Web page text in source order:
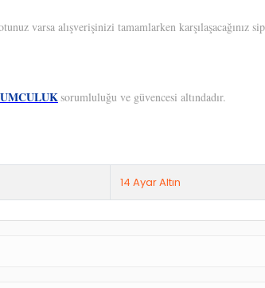
varsa alışverişinizi tamamlarken karşılaşacağınız
sorumluluğu ve güvencesi altındadır.
14 Ayar Altın